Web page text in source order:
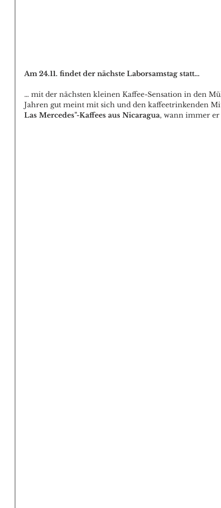
Am 24.11. findet der nächste Laborsamstag statt…
… mit der nächsten kleinen Kaffee-Sensation in den
Jahren gut meint mit sich und den kaffeetrinkenden
Las Mercedes"-Kaffees aus Nicaragua, wann immer